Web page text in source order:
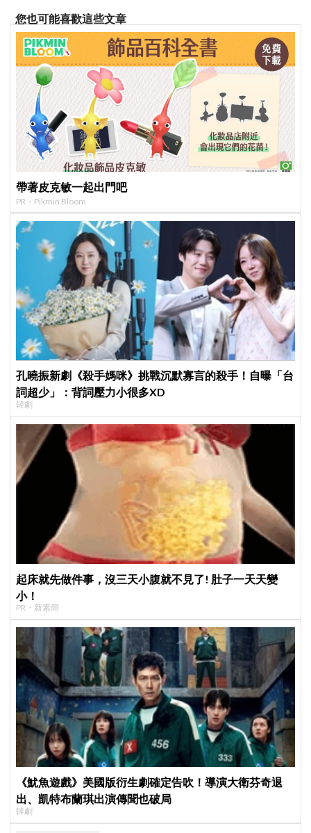
您也可能喜歡這些文章
帶著皮克敏一起出門吧
PR・Pikmin Bloom
孔曉振新劇《殺手媽咪》挑戰沉默寡言的殺手！自曝「台
詞超少」：背詞壓力小很多XD
韓劇
起床就先做件事，沒三天小腹就不見了! 肚子一天天變
小！
PR・新素簡
《魷魚遊戲》美國版衍生劇確定告吹！導演大衛芬奇退
出、凱特布蘭琪出演傳聞也破局
韓劇